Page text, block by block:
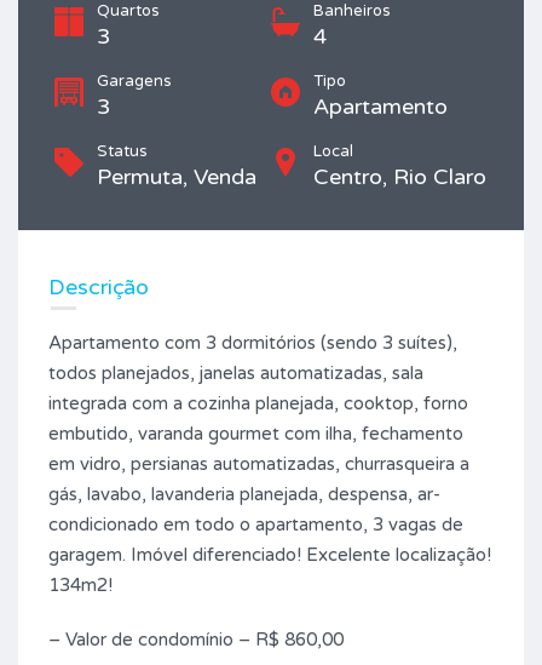
Quartos
3
Banheiros
4
Garagens
3
Tipo
Apartamento
Status
Permuta, Venda
Local
Centro, Rio Claro
Descrição
Apartamento com 3 dormitórios (sendo 3 suítes),
todos planejados, janelas automatizadas, sala
integrada com a cozinha planejada, cooktop, forno
embutido, varanda gourmet com ilha, fechamento
em vidro, persianas automatizadas, churrasqueira a
gás, lavabo, lavanderia planejada, despensa, ar-
condicionado em todo o apartamento, 3 vagas de
garagem. Imóvel diferenciado! Excelente localização!
134m2!
– Valor de condomínio – R$ 860,00